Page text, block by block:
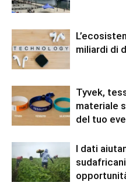
miliardi di
Tyvek,
materiale
del tuo
I dati